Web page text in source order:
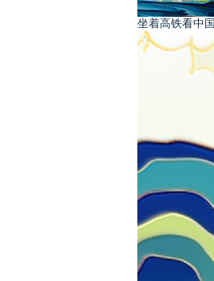
坐着高铁看中